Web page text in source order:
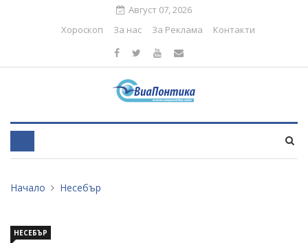
Август 07, 2026
Хороскоп
За нас За Реклама Контакти
Начало Несебър
НЕСЕБЪР